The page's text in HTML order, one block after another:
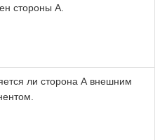
стороны А.
ли сторона А внешним